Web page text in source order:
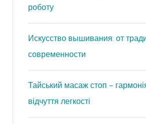
роботу
Искусство вышивания: от
современности
Тайський масаж стоп –
відчуття легкості